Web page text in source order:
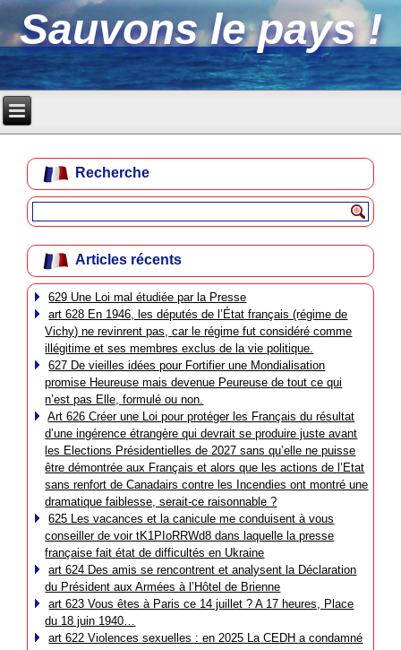
Sauvons le pays !
Recherche
Articles récents
629 Une Loi mal étudiée par la Presse
art 628 En 1946, les députés de l’État français (régime de
Vichy) ne revinrent pas, car le régime fut considéré comme
illégitime et ses membres exclus de la vie politique.
627 De vieilles idées pour Fortifier une Mondialisation
promise Heureuse mais devenue Peureuse de tout ce qui
n’est pas Elle, formulé ou non.
Art 626 Créer une Loi pour protéger les Français du résultat
d’une ingérence étrangère qui devrait se produire juste avant
les Elections Présidentielles de 2027 sans qu’elle ne puisse
être démontrée aux Français et alors que les actions de l’Etat
sans renfort de Canadairs contre les Incendies ont montré une
dramatique faiblesse, serait-ce raisonnable ?
625 Les vacances et la canicule me conduisent à vous
conseiller de voir tK1PIoRRWd8 dans laquelle la presse
française fait état de difficultés en Ukraine
art 624 Des amis se rencontrent et analysent la Déclaration
du Président aux Armées à l’Hôtel de Brienne
art 623 Vous êtes à Paris ce 14 juillet ? A 17 heures, Place
du 18 juin 1940…
art 622 Violences sexuelles : en 2025 La CEDH a condamné